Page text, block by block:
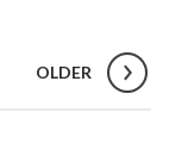
OLDER